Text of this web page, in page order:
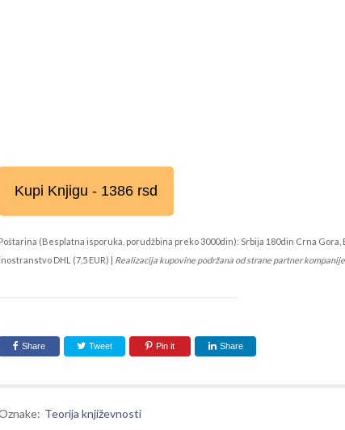
Kupi Knjigu - 1386 rsd
Poštarina (Besplatna isporuka, porudžbina preko 3000din): Srbija 180din Crna Gora,
DHL (7,5 EUR) | Realizacija kupovine podržana od strane partner
Share Tweet Pin it Share
Teorija književnosti